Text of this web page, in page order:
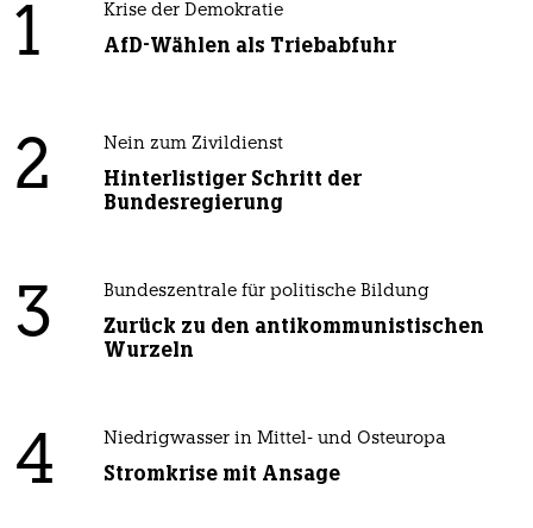
1 Krise der Demokratie
AfD-Wählen als Triebabfuhr
2 Nein zum Zivildienst
Hinterlistiger Schritt der
Bundesregierung
3 Bundeszentrale für politische Bildung
Zurück zu den antikommunistischen
Wurzeln
4 Niedrigwasser in Mittel- und Osteuropa
Stromkrise mit Ansage